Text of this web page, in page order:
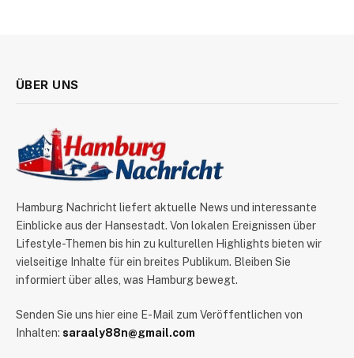
ÜBER UNS
Hamburg Nachricht liefert aktuelle News und interessante
Einblicke aus der Hansestadt. Von lokalen Ereignissen über
Lifestyle-Themen bis hin zu kulturellen Highlights bieten wir
vielseitige Inhalte für ein breites Publikum. Bleiben Sie
informiert über alles, was Hamburg bewegt.
Senden Sie uns hier eine E-Mail zum Veröffentlichen von
Inhalten: saraaly88n@gmail.com